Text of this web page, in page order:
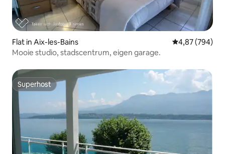
Flat in Aix-les-Bains Gemiddelde
4,87 (794)
Mooie studio, stadscentrum, eigen garage.
Superhost
Superhost